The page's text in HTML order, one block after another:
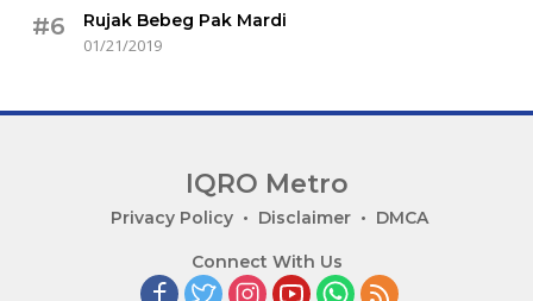
#6
Rujak Bebeg Pak Mardi
01/21/2019
IQRO Metro
Privacy Policy Disclaimer DMCA
Connect With Us